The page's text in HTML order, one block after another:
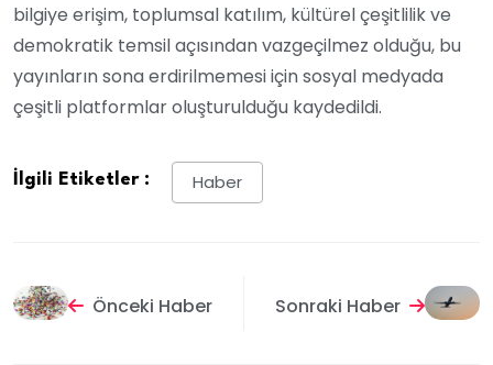
bilgiye erişim, toplumsal katılım, kültürel çeşitlilik ve
demokratik temsil açısından vazgeçilmez olduğu, bu
yayınların sona erdirilmemesi için sosyal medyada
çeşitli platformlar oluşturulduğu kaydedildi.
İlgili Etiketler : Haber
Önceki Haber Sonraki Haber